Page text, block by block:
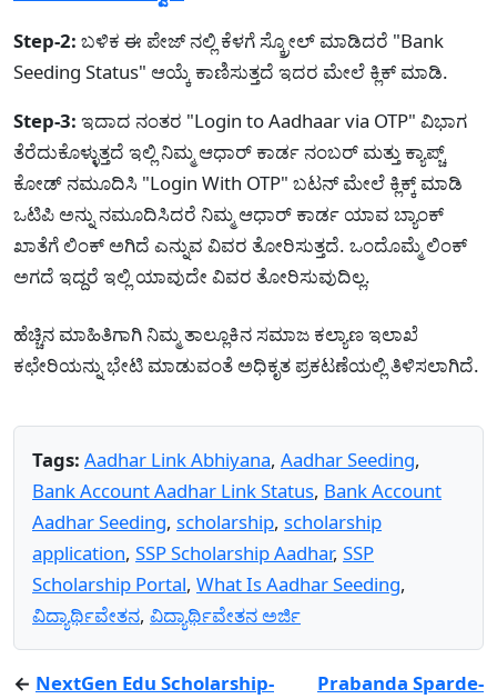
Step-2: ಬಳಿಕ ಈ ಪೇಜ್ ನಲ್ಲಿ ಕೆಳಗೆ ಸ್ಕ್ರೋಲ್ ಮಾಡಿದರೆ "Bank
Seeding Status" ಆಯ್ಕೆ ಕಾಣಿಸುತ್ತದೆ ಇದರ ಮೇಲೆ ಕ್ಲಿಕ್ ಮಾಡಿ.
Step-3: ಇದಾದ ನಂತರ "Login to Aadhaar via OTP" ವಿಭಾಗ
ತೆರೆದುಕೊಳ್ಳುತ್ತದೆ ಇಲ್ಲಿ ನಿಮ್ಮ ಆಧಾರ್ ಕಾರ್ಡ ನಂಬರ್ ಮತ್ತು ಕ್ಯಾಪ್ಚ್
ಕೋಡ್ ನಮೂದಿಸಿ "Login With OTP" ಬಟನ್ ಮೇಲೆ ಕ್ಲಿಕ್ಕ್ ಮಾಡಿ
ಒಟಿಪಿ ಅನ್ನು ನಮೂದಿಸಿದರೆ ನಿಮ್ಮ ಆಧಾರ್ ಕಾರ್ಡ ಯಾವ ಬ್ಯಾಂಕ್
ಖಾತೆಗೆ ಲಿಂಕ್ ಅಗಿದೆ ಎನ್ನುವ ವಿವರ ತೋರಿಸುತ್ತದೆ. ಒಂದೊಮ್ಮೆ ಲಿಂಕ್
ಅಗದೆ ಇದ್ದರೆ ಇಲ್ಲಿ ಯಾವುದೇ ವಿವರ ತೋರಿಸುವುದಿಲ್ಲ.
ಹೆಚ್ಚಿನ ಮಾಹಿತಿಗಾಗಿ ನಿಮ್ಮ ತಾಲ್ಲೂಕಿನ ಸಮಾಜ ಕಲ್ಯಾಣ ಇಲಾಖೆ
ಕಛೇರಿಯನ್ನು ಭೇಟಿ ಮಾಡುವಂತೆ ಅಧಿಕೃತ ಪ್ರಕಟಣೆಯಲ್ಲಿ ತಿಳಿಸಲಾಗಿದೆ.
Tags: Aadhar Link Abhiyana, Aadhar Seeding,
Bank Account Aadhar Link Status, Bank Account
Aadhar Seeding, scholarship, scholarship
application, SSP Scholarship Aadhar, SSP
Scholarship Portal, What Is Aadhar Seeding,
ವಿದ್ಯಾರ್ಥಿವೇತನ, ವಿದ್ಯಾರ್ಥಿವೇತನ ಅರ್ಜಿ
← NextGen Edu Scholarship-
Prabanda Sparde-